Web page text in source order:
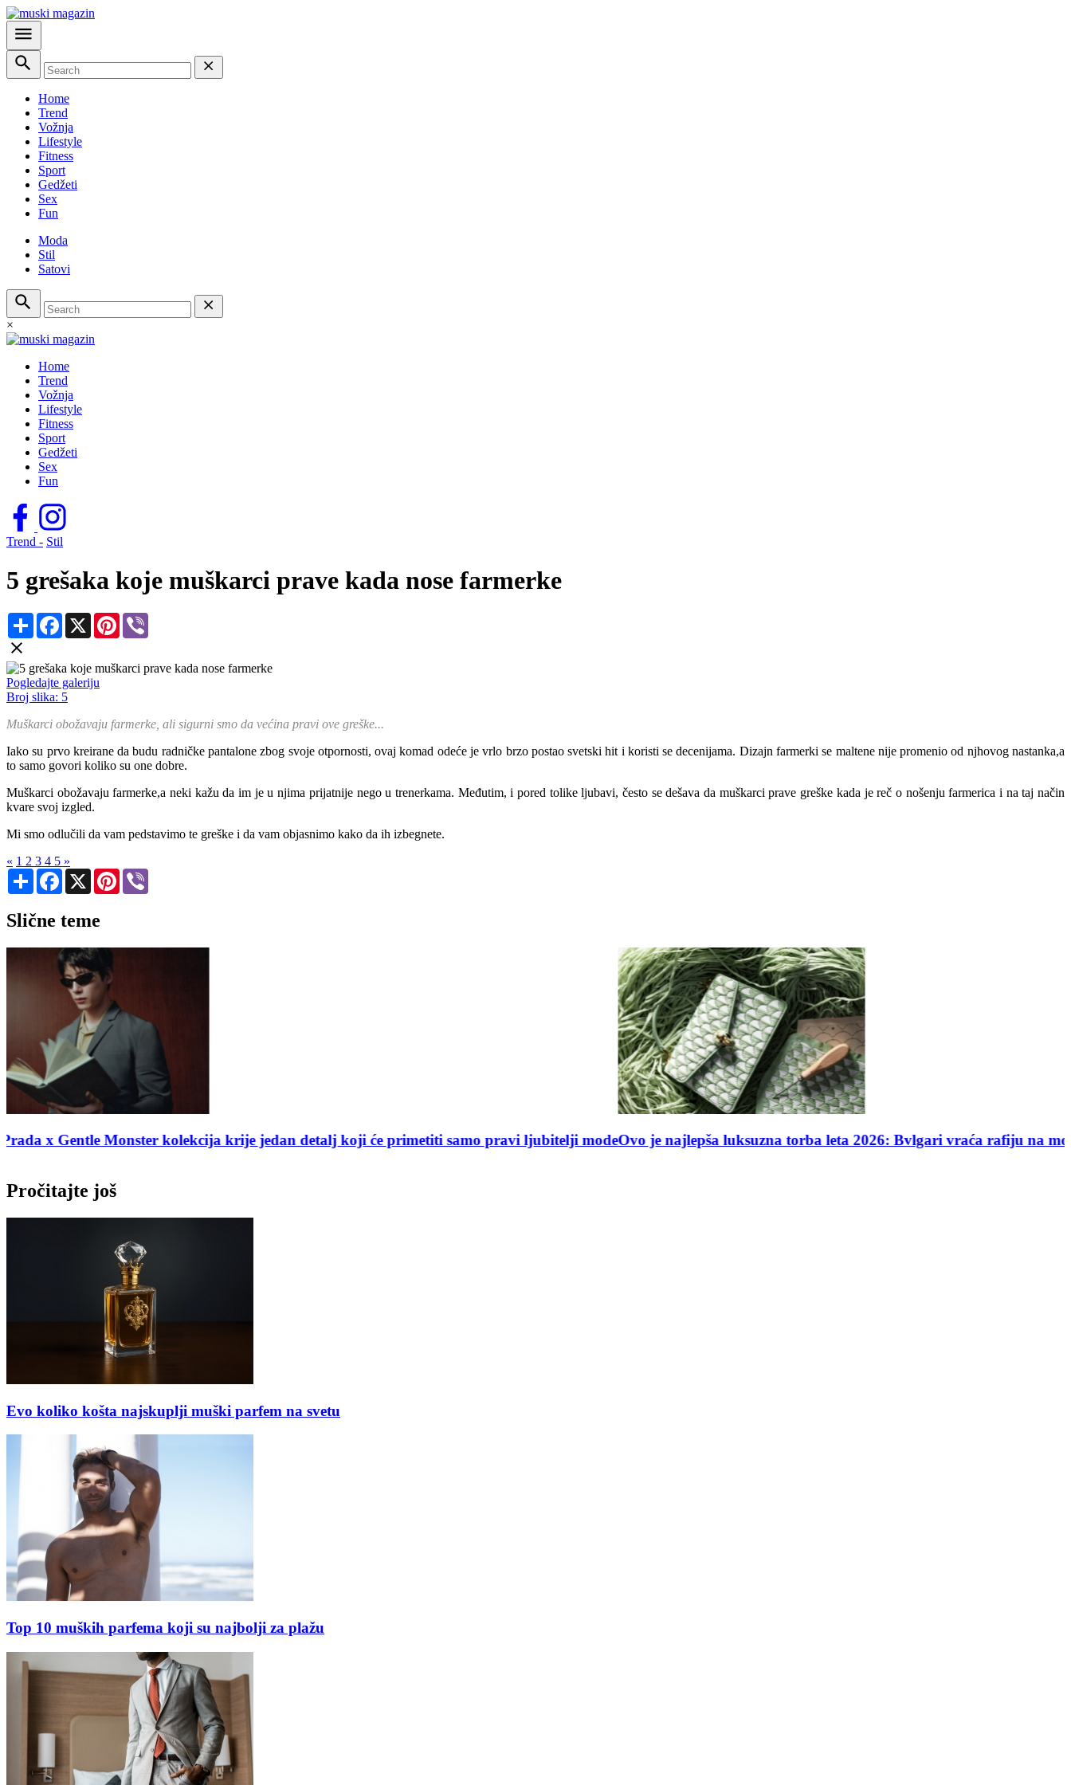
Home
Trend
Vožnja
Lifestyle
Fitness
Sport
Gedžeti
Sex
Fun
Moda
Stil
Satovi
×
Home
Trend
Vožnja
Lifestyle
Fitness
Sport
Gedžeti
Sex
Fun
Trend - Stil
5 grešaka koje muškarci prave kada nose farmerke
Share Facebook
X Pinterest
Pogledajte galeriju
Broj slika: 5
Muškarci obožavaju farmerke, ali sigurni smo da većina pravi ove greške...
Iako su prvo kreirane da budu radničke pantalone zbog svoje otpornosti, ovaj komad odeće je vrlo brzo postao svetski hit i koristi se decenijama. Dizajn farmerki se maltene nije promenio od njhovog nastanka,a
to samo govori koliko su one dobre.
Muškarci obožavaju farmerke,a neki kažu da im je u njima prijatnije nego u trenerkama. Međutim, i pored tolike ljubavi, često se dešava da muškarci prave greške kada je reč o nošenju farmerica i na taj način
kvare svoj izgled.
Mi smo odlučili da vam pedstavimo te greške i da vam objasnimo kako da ih izbegnete.
« 1 2 3 4 5 »
Share Facebook
X Pinterest
Slične teme
Ovo je najlepša luksuzna torba leta 2026: Bvlgari vraća rafiju na modni tronErling Holand postao nova modna ikona: Kolekcija luksuznih torbi vredna pravo
Pročitajte još
Evo koliko košta najskuplji muški parfem na svetu
Top 10 muških parfema koji su najbolji za plažu